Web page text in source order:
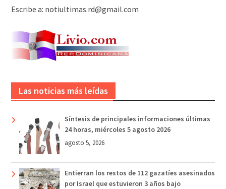
Escribe a: notiultimas.rd@gmail.com
Las noticias más leídas
Síntesis de principales informaciones últimas
24 horas, miércoles 5 agosto 2026
agosto 5, 2026
Entierran los restos de 112 gazatíes asesinados
por Israel que estuvieron 3 años bajo